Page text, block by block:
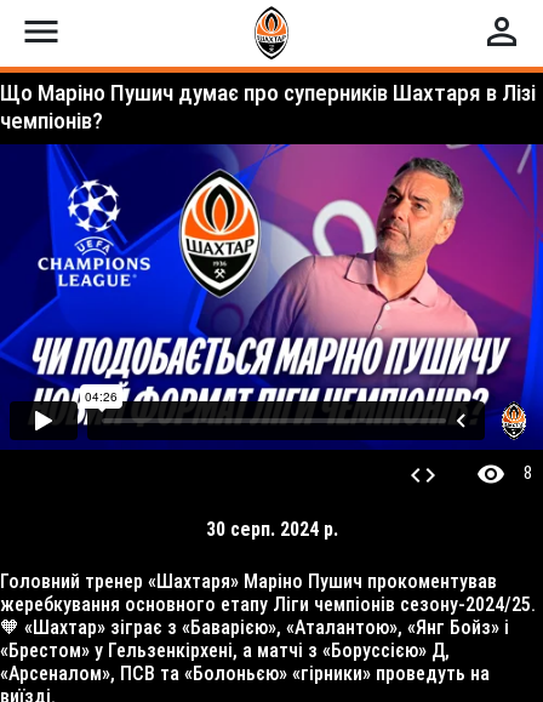
menu perm_identity
Що Маріно Пушич думає про суперників Шахтаря в Лізі
чемпіонів?
code visibility 8
30 серп. 2024 р.
Головний тренер «Шахтаря» Маріно Пушич прокоментував
жеребкування основного етапу Ліги чемпіонів сезону-2024/25.
🧡 «Шахтар» зіграє з «Баварією», «Аталантою», «Янг Бойз» і
«Брестом» у Гельзенкірхені, а матчі з «Боруссією» Д,
«Арсеналом», ПСВ та «Болоньєю» «гірники» проведуть на
виїзді.